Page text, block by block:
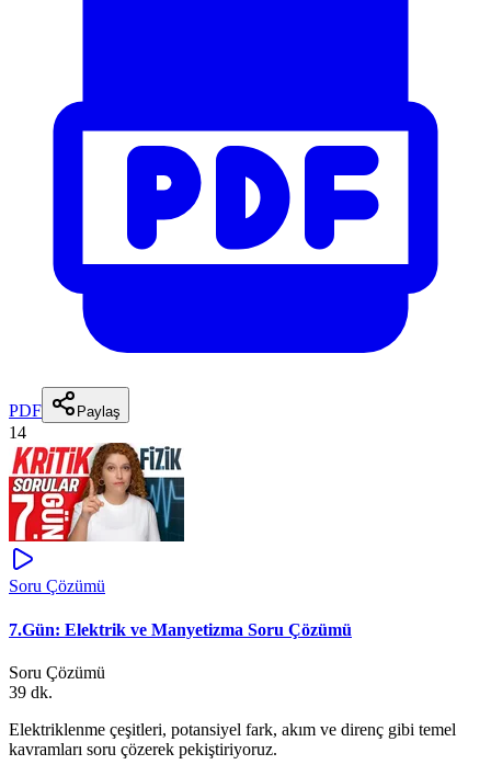
PDF Paylaş
14
Soru Çözümü
7.Gün: Elektrik ve Manyetizma Soru Çözümü
Soru Çözümü
39 dk.
Elektriklenme çeşitleri, potansiyel fark, akım ve direnç gibi temel
kavramları soru çözerek pekiştiriyoruz.